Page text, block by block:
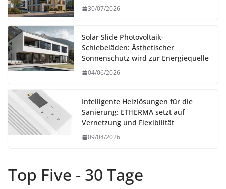
30/07/2026
Solar Slide Photovoltaik-
Schiebeläden: Ästhetischer
Sonnenschutz wird zur Energiequelle
04/06/2026
Intelligente Heizlösungen für die
Sanierung: ETHERMA setzt auf
Vernetzung und Flexibilität
09/04/2026
Top Five - 30 Tage